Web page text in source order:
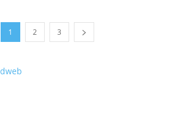
1 2 3